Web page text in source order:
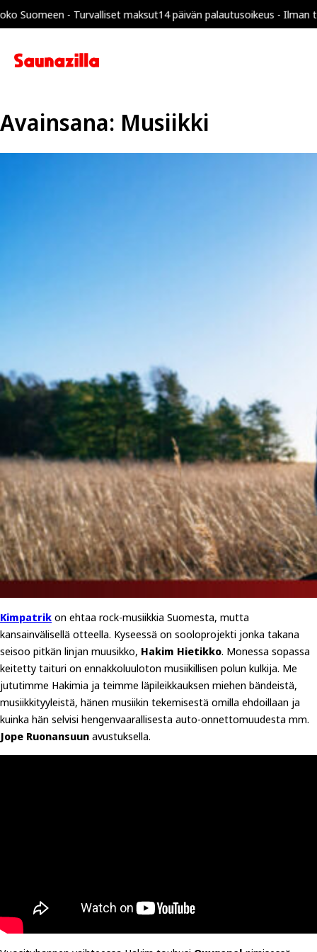
- Turvalliset maksut 14 päivän palautusoikeus - Ilman
Avainsana: Musiikki
Kimpatrik on ehtaa rock-musiikkia Suomesta, mutta
kansainvälisellä otteella. Kyseessä on sooloprojekti jonka takana
seisoo pitkän linjan muusikko, Hakim Hietikko. Monessa sopassa
keitetty taituri on ennakkoluuloton musiikillisen polun kulkija. Me
jututimme Hakimia ja teimme läpileikkauksen miehen bändeistä,
musiikkityyleistä, hänen musiikin tekemisestä omilla ehdoillaan ja
kuinka hän selvisi hengenvaarallisesta auto-onnettomuudesta mm.
Jope Ruonansuun avustuksella.